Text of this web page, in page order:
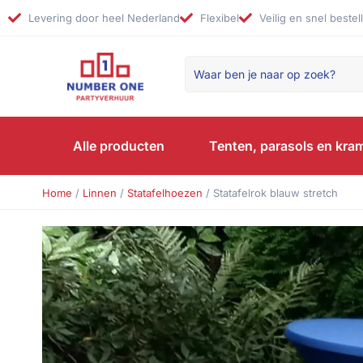
Levering door heel Nederland Flexibel Veilig en snel
Alle producten Tenten, parasols en
Home / Linnen / Statafelhoezen / Statafelrok blauw stretch